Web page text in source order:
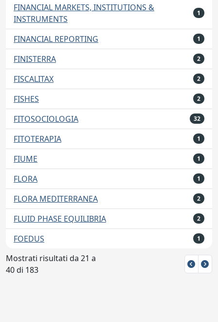
FINANCIAL MARKETS, INSTITUTIONS &
INSTRUMENTS
1
FINANCIAL REPORTING 1
FINISTERRA 2
FISCALITAX 2
FISHES 2
FITOSOCIOLOGIA 32
FITOTERAPIA 1
FIUME 1
FLORA 1
FLORA MEDITERRANEA 2
FLUID PHASE EQUILIBRIA 2
FOEDUS 1
Mostrati risultati da 21 a
40 di 183